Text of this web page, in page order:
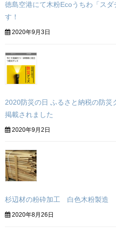
徳島空港にて木粉Ecoうちわ「スダ
す！
2020年9月3日
2020防災の日 ふるさと納税の防災
掲載されました
2020年9月2日
杉辺材の粉砕加工 白色木粉製造
2020年8月26日